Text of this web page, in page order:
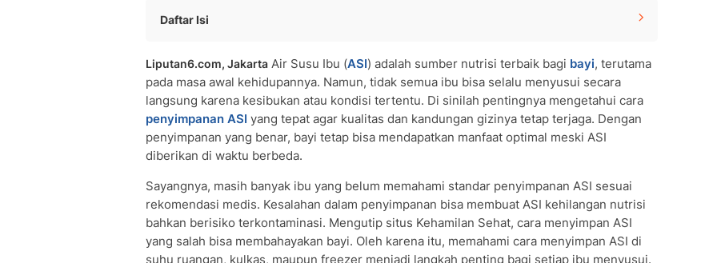
Daftar Isi
Manfaat Menyimpan ASI Perah
Pemilihan Wadah Penyimpanan ASI
• Botol Kaca
• Botol Plastik Khusus ASI
• Kantong Plastik Khusus ASI
• Suhu Ruang (16-29°C)
• Cooler Bag dengan Ice Pack (15°C)
• Lemari Es (2-4°C)
• Freezer Kulkas 1 Pintu (-15°C)
Liputan6.com, Jakarta Air Susu Ibu (ASI) adalah sumber nutrisi terbaik bagi bayi, terutama
pada masa awal kehidupannya. Namun, tidak semua ibu bisa selalu menyusui secara
langsung karena kesibukan atau kondisi tertentu. Di sinilah pentingnya mengetahui cara
penyimpanan ASI yang tepat agar kualitas dan kandungan gizinya tetap terjaga. Dengan
penyimpanan yang benar, bayi tetap bisa mendapatkan manfaat optimal meski ASI
diberikan di waktu berbeda.
Sayangnya, masih banyak ibu yang belum memahami standar penyimpanan ASI sesuai
rekomendasi medis. Kesalahan dalam penyimpanan bisa membuat ASI kehilangan nutrisi
bahkan berisiko terkontaminasi. Mengutip situs Kehamilan Sehat, cara menyimpan ASI
yang salah bisa membahayakan bayi. Oleh karena itu, memahami cara menyimpan ASI di
suhu ruangan, kulkas, maupun freezer menjadi langkah penting bagi setiap ibu menyusui.